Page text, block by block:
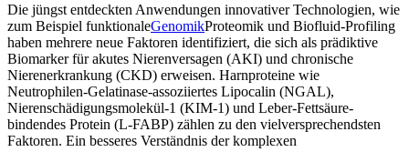
Die jüngst entdeckten Anwendungen innovativer Technologien, wie
zum Beispiel funktionaleGenomikProteomik und Biofluid-Profiling
haben mehrere neue Faktoren identifiziert, die sich als prädiktive
Biomarker für akutes Nierenversagen (AKI) und chronische
Nierenerkrankung (CKD) erweisen. Harnproteine ​​wie
Neutrophilen-Gelatinase-assoziiertes Lipocalin (NGAL),
Nierenschädigungsmolekül-1 (KIM-1) und Leber-Fettsäure-
bindendes Protein (L-FABP) zählen zu den vielversprechendsten
Faktoren. Ein besseres Verständnis der komplexen